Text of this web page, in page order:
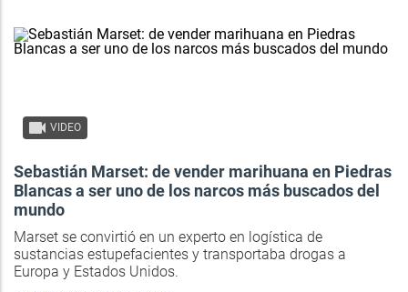
VIDEO
Sebastián Marset: de vender marihuana en Piedras
Blancas a ser uno de los narcos más buscados del
mundo
Marset se convirtió en un experto en logística de
sustancias estupefacientes y transportaba drogas a
Europa y Estados Unidos.